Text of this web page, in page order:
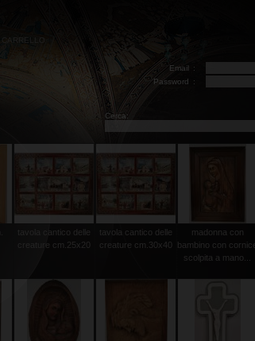
Email :
Password
:
Cerca:
tavola cantico delle
creature cm.25x20
tavola cantico delle
creature cm.30x40
madonna con
bambino con cornice
scolpita a mano...